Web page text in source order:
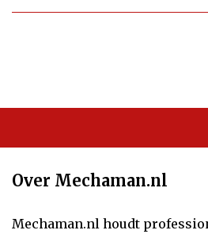
Over Mechaman.nl
Mechaman.nl houdt